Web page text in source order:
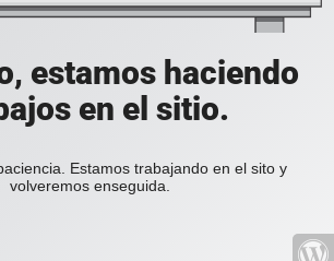
estamos haciendo
en el sitio.
Estamos trabajando en el sito y
volveremos enseguida.